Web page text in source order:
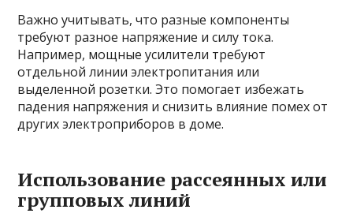
Важно учитывать, что разные компоненты
требуют разное напряжение и силу тока.
Например, мощные усилители требуют
отдельной линии электропитания или
выделенной розетки. Это помогает избежать
падения напряжения и снизить влияние помех от
других электроприборов в доме.
Использование рассеянных или
групповых линий